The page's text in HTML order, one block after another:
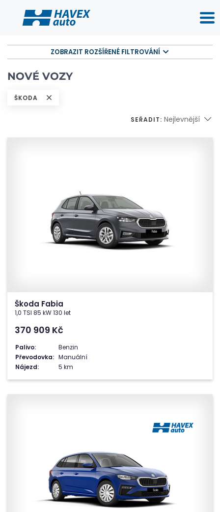
ZOBRAZIT ROZŠÍŘENÉ FILTROVÁNÍ
NOVÉ VOZY
ŠKODA
SEŘADIT: Nejlevnější
Škoda Fabia
1,0 TSI 85 kW 130 let
370 909 Kč
Palivo:
Benzin
Převodovka: Manuální
Nájezd:
5 km